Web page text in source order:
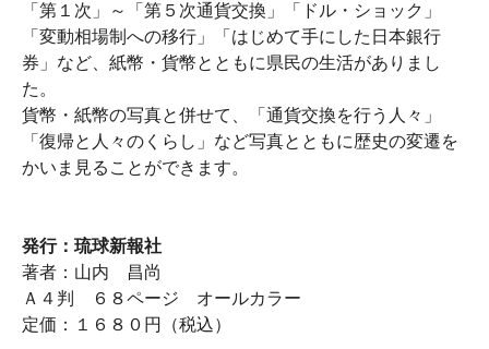
「第１次」～「第５次通貨交換」「ドル・ショック」
「変動相場制への移行」「はじめて手にした日本銀行
券」など、紙幣・貨幣とともに県民の生活がありまし
た。
貨幣・紙幣の写真と併せて、「通貨交換を行う人々」
「復帰と人々のくらし」など写真とともに歴史の変遷を
かいま見ることができます。
発行：琉球新報社
著者：山内 昌尚
Ａ４判 ６８ページ オールカラー
定価：１６８０円（税込）